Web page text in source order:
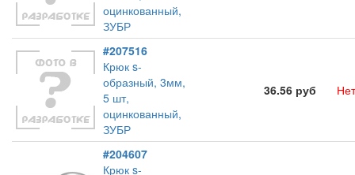
оцинкованный,
ЗУБР
#207516
Крюк s-
образный, 3мм,
5 шт,
оцинкованный,
ЗУБР
36.56 руб
#204607
Крюк s-